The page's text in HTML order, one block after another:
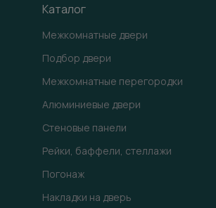
Каталог
Межкомнатные двери
Подбор двери
Межкомнатные перегородки
Алюминиевые двери
Стеновые панели
Рейки, баффели, стеллажи
Погонаж
Накладки на дверь